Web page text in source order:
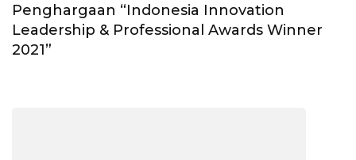
Penghargaan “Indonesia Innovation
Leadership & Professional Awards Winner
2021”